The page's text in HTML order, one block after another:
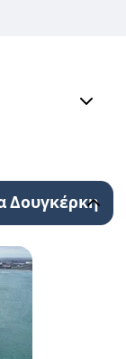
Δουγκέρκη